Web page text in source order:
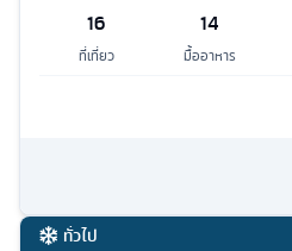
16
ที่เที่ยว
14
มื้ออาหาร
ทั่วไป